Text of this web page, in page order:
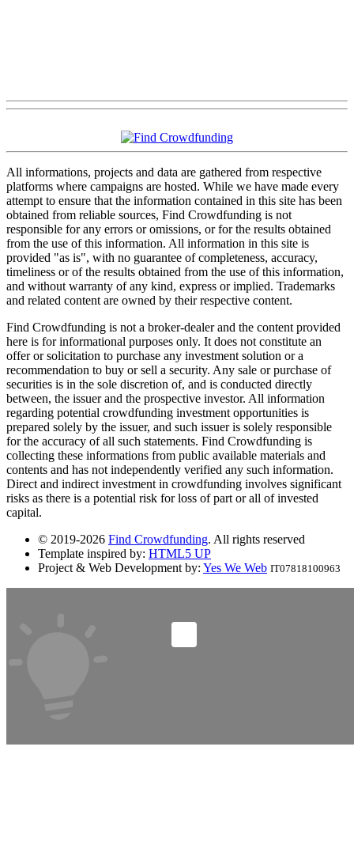
All informations, projects and data are gathered from respective
platforms where campaigns are hosted. While we have made every
attempt to ensure that the information contained in this site has been
obtained from reliable sources, Find Crowdfunding is not
responsible for any errors or omissions, or for the results obtained
from the use of this information. All information in this site is
provided "as is", with no guarantee of completeness, accuracy,
timeliness or of the results obtained from the use of this information,
and without warranty of any kind, express or implied. Trademarks
and related content are owned by their respective content.
Find Crowdfunding is not a broker-dealer and the content provided
here is for informational purposes only. It does not constitute an
offer or solicitation to purchase any investment solution or a
recommendation to buy or sell a security. Any sale or purchase of
securities is in the sole discretion of, and is conducted directly
between, the issuer and the prospective investor. All information
regarding potential crowdfunding investment opportunities is
prepared solely by the issuer, and such issuer is solely responsible
for the accuracy of all such statements. Find Crowdfunding is
collecting these informations from public available materials and
contents and has not independently verified any such information.
Direct and indirect investment in crowdfunding involves significant
risks as there is a potential risk for loss of part or all of invested
capital.
© 2019-2026 Find Crowdfunding. All rights reserved
Template inspired by: HTML5 UP
Project & Web Development by: Yes We Web IT07818100963